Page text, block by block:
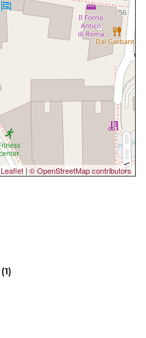
Leaflet | © OpenStreetMap contributors
(1)